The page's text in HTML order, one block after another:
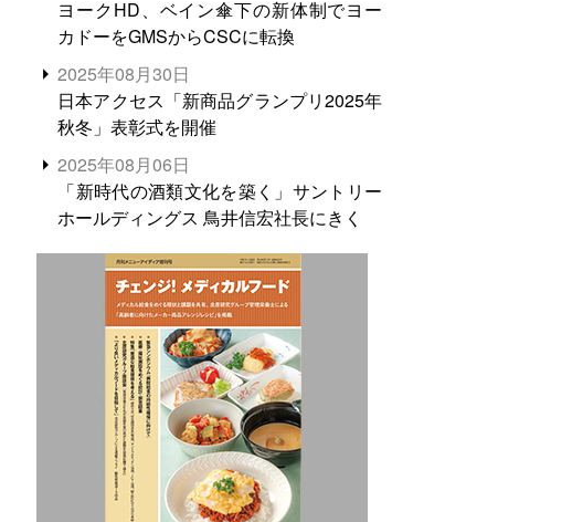
ヨークHD、ベイン傘下の新体制でヨー
カドーをGMSからCSCに転換
2025年08月30日
日本アクセス「新商品グランプリ2025年
秋冬」表彰式を開催
2025年08月06日
「新時代の酒類文化を築く」サントリー
ホールディングス 鳥井信宏社長にきく